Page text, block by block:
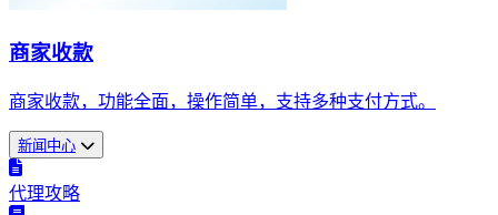
商家收款
商家收款，功能全面，操作简单，支持多种支付方式。
新闻中心
代理攻略